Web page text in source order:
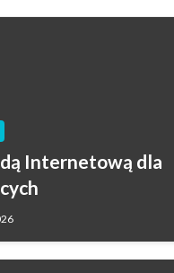
Internetową dla